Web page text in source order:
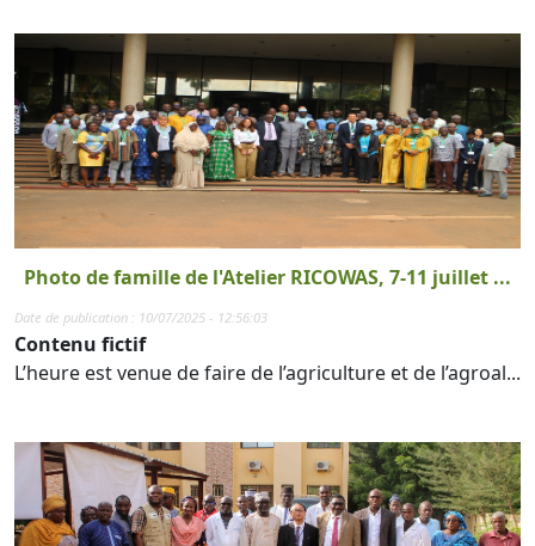
Photo de famille de l'Atelier RICOWAS, 7-11 juillet ...
Date de publication : 10/07/2025 - 12:56:03
Contenu fictif
L’heure est venue de faire de l’agriculture et de l’agroal...